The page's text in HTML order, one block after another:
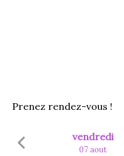
Prenez rendez-vous !
vendredi
07 aout